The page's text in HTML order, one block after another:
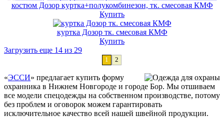
костюм Дозор куртка+полукомбинезон, тк. смесовая КМФ
Купить
куртка Дозор тк. смесовая КМФ
Купить
Загрузить еще 14 из 29
1 2
«ЭССИ» предлагает купить форму
охранника в Нижнем Новгороде и городе Бор. Мы отшиваем
все модели спецодежды на собственном производстве, потому
без проблем и оговорок можем гарантировать
исключительное качество всей нашей швейной продукции.